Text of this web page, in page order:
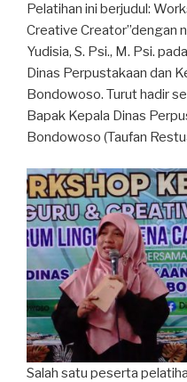
Pelatihan ini berjudul:
Creative Creator”dengan
Yudisia, S. Psi., M. Psi.
Dinas Perpustakaan dan
Bondowoso. Turut hadir
Bapak Kepala Dinas
Bondowoso (Taufan
Salah satu peserta